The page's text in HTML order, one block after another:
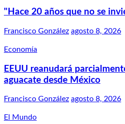
"Hace 20 años que no se
Francisco González agosto 8, 2026
Economía
EEUU reanudará
aguacate desde México
Francisco González agosto 8, 2026
El Mundo